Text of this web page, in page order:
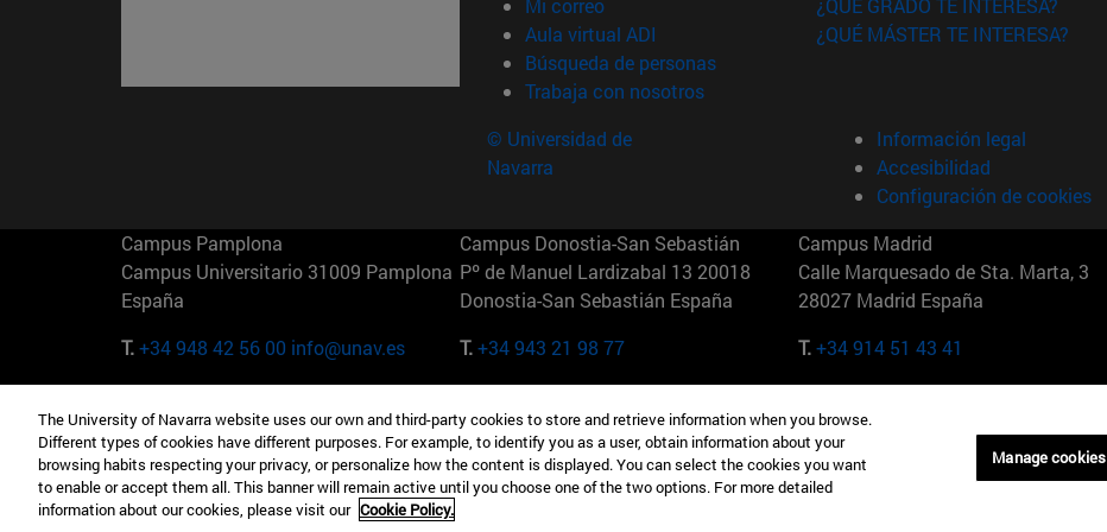
Mi correo
Aula virtual ADI (abre en nueva ventana)
Búsqueda de personas(abre en nueva ventana)
Trabaja con nosotros(abre en nueva ventana)
¿QUÉ GRADO TE INTERESA?
¿QUÉ MÁSTER TE INTERESA?
© Universidad de
Navarra
Información legal
Accesibilidad
Configuración de cookies
Campus Pamplona
Campus Universitario 31009 Pamplona
España
T.+34 948 42 56 00 info@unav.es
Campus Donostia-San Sebastián
Pº de Manuel Lardizabal 13 20018
Donostia-San Sebastián España
T.+34 943 21 98 77
Campus Madrid
Calle Marquesado de Sta. Marta, 3
28027 Madrid España
T.+34 914 51 43 41
Camino del Cerro Águila 3 28023
Madrid España
T.+34 912 11 30 00
165 W 57th St 10019-2201 Nueva York
EE.UU
T.+1 646 346 8850
Maria-Theresia-Straße 15 81675
Múnich Alemania
T.+49 89 24209790
The University of Navarra website uses our own and third-party cookies to store and retrieve information when you browse.
Different types of cookies have different purposes. For example, to identify you as a user, obtain information about your
browsing habits respecting your privacy, or personalize how the content is displayed. You can select the cookies you want
to enable or accept them all. This banner will remain active until you choose one of the two options. For more detailed
information about our cookies, please visit our Cookie Policy.
Manage cookies